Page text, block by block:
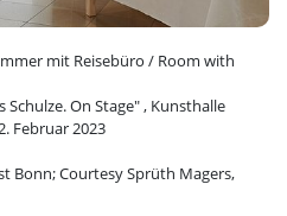
mit Reisebüro / Room with
On Stage" , Kunsthalle
Februar 2023
Bonn; Courtesy Sprüth Magers,